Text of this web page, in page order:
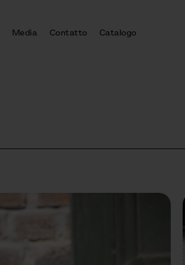
Media Contatto Catalogo